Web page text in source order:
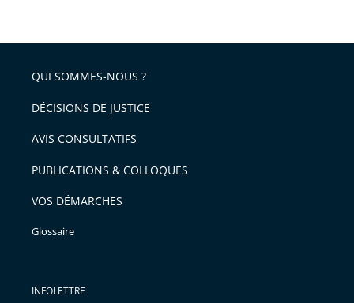
l'article
pour
avant
QUI SOMMES-NOUS ?
DÉCISIONS DE JUSTICE
AVIS CONSULTATIFS
PUBLICATIONS & COLLOQUES
VOS DÉMARCHES
Glossaire
INFOLETTRE